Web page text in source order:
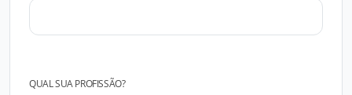
QUAL SUA PROFISSÃO?